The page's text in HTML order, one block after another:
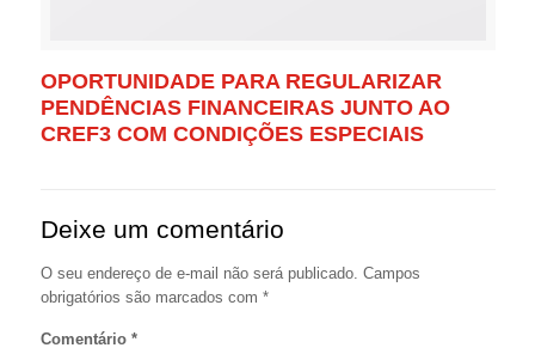
OPORTUNIDADE PARA REGULARIZAR
PENDÊNCIAS FINANCEIRAS JUNTO AO
CREF3 COM CONDIÇÕES ESPECIAIS
Deixe um comentário
O seu endereço de e-mail não será publicado. Campos
obrigatórios são marcados com *
Comentário *